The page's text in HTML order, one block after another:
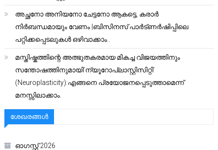
അച്ഛനോ അനിയനോ ചേട്ടനോ ആകട്ടെ, കരാർ
നിർബന്ധമായും വേണം |ബിസിനസ് പാർട്ണർഷിപ്പിലെ
പറ്റിക്കപ്പെടലുകൾ ഒഴിവാക്കാം..
മസ്തിഷ്കത്തിന്റെ അത്ഭുതകരമായ മികച്ച വിജയത്തിനും
സന്തോഷത്തിനുമായി’ന്യൂറോപ്ലാസ്റ്റിസിറ്റി’
(Neuroplasticity):എങ്ങനെ പ്രയോജനപ്പെടുത്താമെന്ന്
മനസ്സിലാക്കാം.
ശേഖരങ്ങൾ
ഓഗസ്റ്റ്‌ 2026